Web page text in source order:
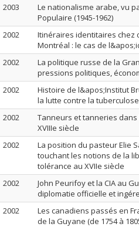
2003
Le nationalisme arabe, vu
Populaire (1945-1962)
2002
Itinéraires identitaires chez
Montréal : le cas de
2002
La politique russe de la
pressions politiques,
2002
Histoire de l&apos;Institut
la lutte contre la
2002
Tanneurs et tanneries
XVIIIe siècle
2002
La position du pasteur Elie
touchant les notions de la
tolérance au XVIIe siècle
2002
John Peurifoy et la CIA au
diplomatie officielle et
2002
Les canadiens passés en
de la Guyane (de 1754 à